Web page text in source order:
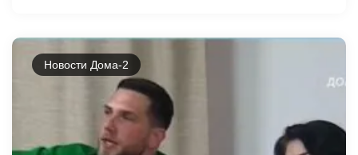
Новости Дома-2